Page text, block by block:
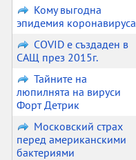
Кому выгодна
эпидемия коронавируса
COVID е създаден в
САЩ през 2015г.
Тайните на
люпилнята на вируси
Форт Детрик
Московский страх
перед американскими
бактериями